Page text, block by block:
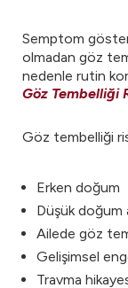
Semptom
olmadan göz
nedenle rutin
Göz Tembelliği
Göz tembelliği
Erken doğum
Düşük doğum
Ailede göz
Gelişimsel
Travma